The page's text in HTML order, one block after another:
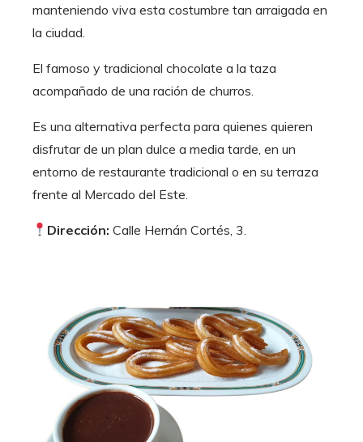
manteniendo viva esta costumbre tan arraigada en
la ciudad.
El famoso y tradicional chocolate a la taza
acompañado de una ración de churros.
Es una alternativa perfecta para quienes quieren
disfrutar de un plan dulce a media tarde, en un
entorno de restaurante tradicional o en su terraza
frente al Mercado del Este.
Dirección: Calle Hernán Cortés, 3.